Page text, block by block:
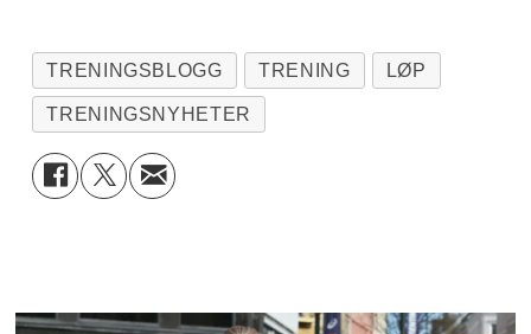
TRENINGSBLOGG TRENING LØP
TRENINGSNYHETER